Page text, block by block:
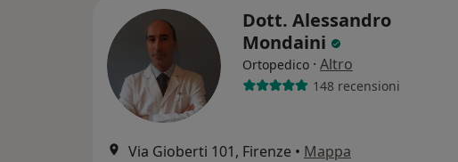
Dott. Alessandro
Mondaini
Ortopedico · Altro
148 recensioni
Via Gioberti 101, Firenze • Mappa